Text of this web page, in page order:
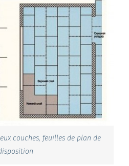
couches, feuilles de plan de